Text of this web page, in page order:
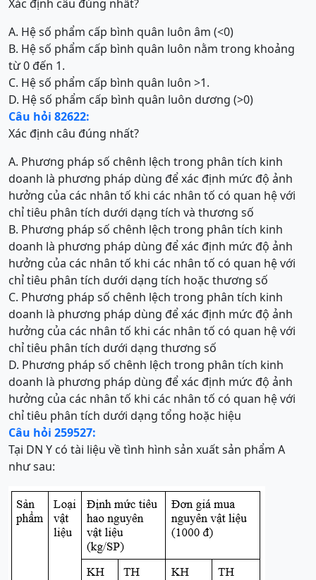
Xác định câu đúng nhất?
A. Hệ số phẩm cấp bình quân luôn âm (<0)
B. Hệ số phẩm cấp bình quân luôn nằm trong khoảng
từ 0 đến 1.
C. Hệ số phẩm cấp bình quân luôn >1.
D. Hệ số phẩm cấp bình quân luôn dương (>0)
Câu hỏi 82622:
Xác định câu đúng nhất?
A. Phương pháp số chênh lệch trong phân tích kinh
doanh là phương pháp dùng để xác định mức độ ảnh
hưởng của các nhân tố khi các nhân tố có quan hệ với
chỉ tiêu phân tích dưới dạng tích và thương số
B. Phương pháp số chênh lệch trong phân tích kinh
doanh là phương pháp dùng để xác định mức độ ảnh
hưởng của các nhân tố khi các nhân tố có quan hệ với
chỉ tiêu phân tích dưới dạng tích hoặc thương số
C. Phương pháp số chênh lệch trong phân tích kinh
doanh là phương pháp dùng để xác định mức độ ảnh
hưởng của các nhân tố khi các nhân tố có quan hệ với
chỉ tiêu phân tích dưới dạng thương số
D. Phương pháp số chênh lệch trong phân tích kinh
doanh là phương pháp dùng để xác định mức độ ảnh
hưởng của các nhân tố khi các nhân tố có quan hệ với
chỉ tiêu phân tích dưới dạng tổng hoặc hiệu
Câu hỏi 259527:
Tại DN Y có tài liệu về tình hình sản xuất sản phẩm A
như sau: